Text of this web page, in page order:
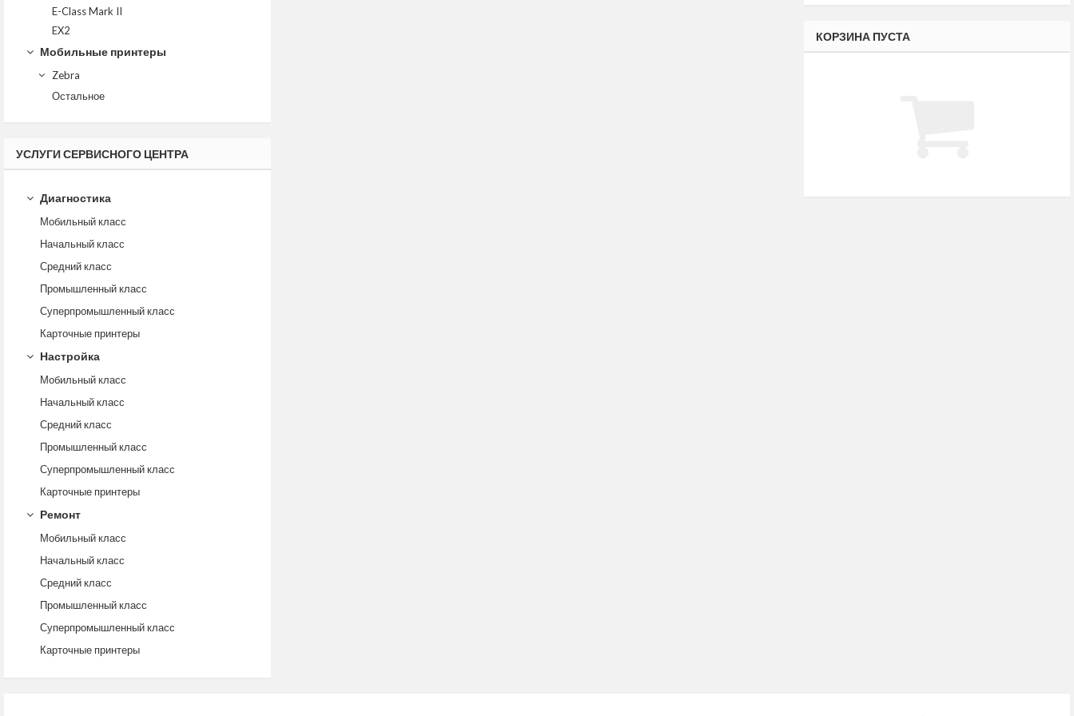
E-Class Mark II
EX2
Мобильные принтеры
Zebra
Остальное
УСЛУГИ СЕРВИСНОГО ЦЕНТРА
Диагностика
Мобильный класс
Начальный класс
Средний класс
Промышленный класс
Суперпромышленный класс
Карточные принтеры
Настройка
Мобильный класс
Начальный класс
Средний класс
Промышленный класс
Суперпромышленный класс
Карточные принтеры
Ремонт
Мобильный класс
Начальный класс
Средний класс
Промышленный класс
Суперпромышленный класс
Карточные принтеры
КОРЗИНА ПУСТА